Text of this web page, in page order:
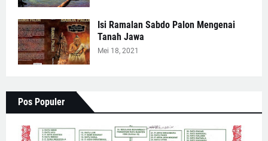
Isi Ramalan Sabdo Palon Mengenai
Tanah Jawa
Mei 18, 2021
Pos Populer